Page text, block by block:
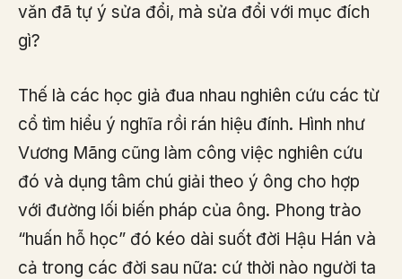
văn đã tự ý sửa đổi, mà sửa đổi với mục đích
gì?
Thế là các học giả đua nhau nghiên cứu các từ
cổ tìm hiểu ý nghĩa rồi rán hiệu đính. Hình như
Vương Mãng cũng làm công việc nghiên cứu
đó và dụng tâm chú giải theo ý ông cho hợp
với đường lối biến pháp của ông. Phong trào
“huấn hỗ học” đó kéo dài suốt đời Hậu Hán và
cả trong các đời sau nữa: cứ thời nào người ta